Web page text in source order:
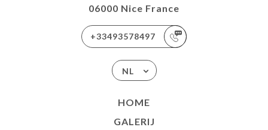
06000 Nice France
+33493578497
NL
HOME
GALERIJ